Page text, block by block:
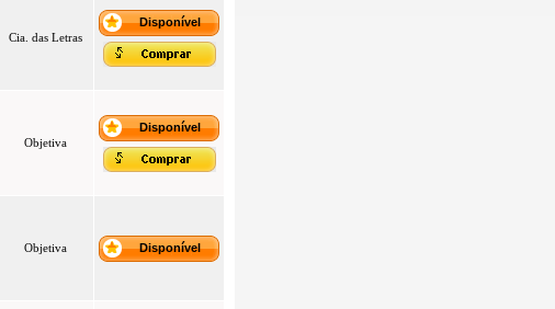
Cia. das Letras
Disponível
Objetiva
Disponível
Objetiva Disponível